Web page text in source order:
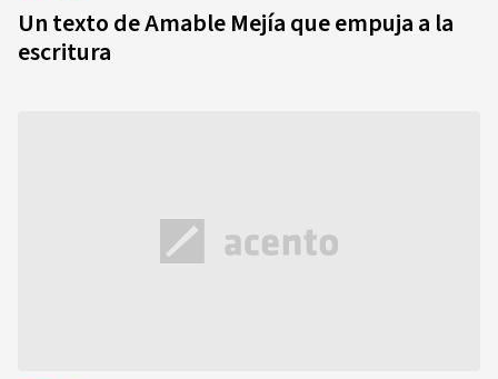
Un texto de Amable Mejía que empuja a la
escritura